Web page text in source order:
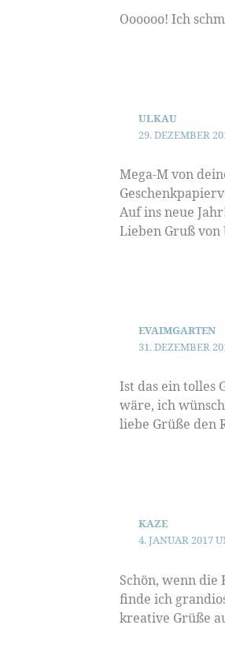
Oooooo! Ich
ULKAU
29. DEZEMBER
Mega-M von
Auf ins neue
Lieben Gruß von
EVAIMGARTEN
31. DEZEMBER
Ist das ein tolles
wäre, ich
liebe Grüße den
KAZE
4. JANUAR 2017
Schön, wenn die
finde ich
kreative Grüße